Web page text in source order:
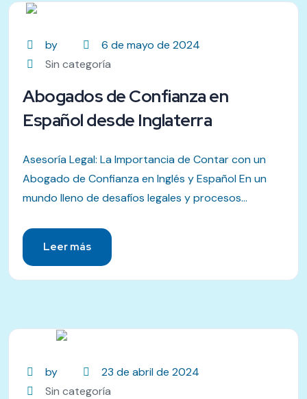
by
6 de mayo de 2024
Sin categoría
Abogados de Confianza en
Español desde Inglaterra
Asesoría Legal: La Importancia de Contar con un
Abogado de Confianza en Inglés y Español En un
mundo lleno de desafíos legales y procesos...
Leer más
by
23 de abril de 2024
Sin categoría